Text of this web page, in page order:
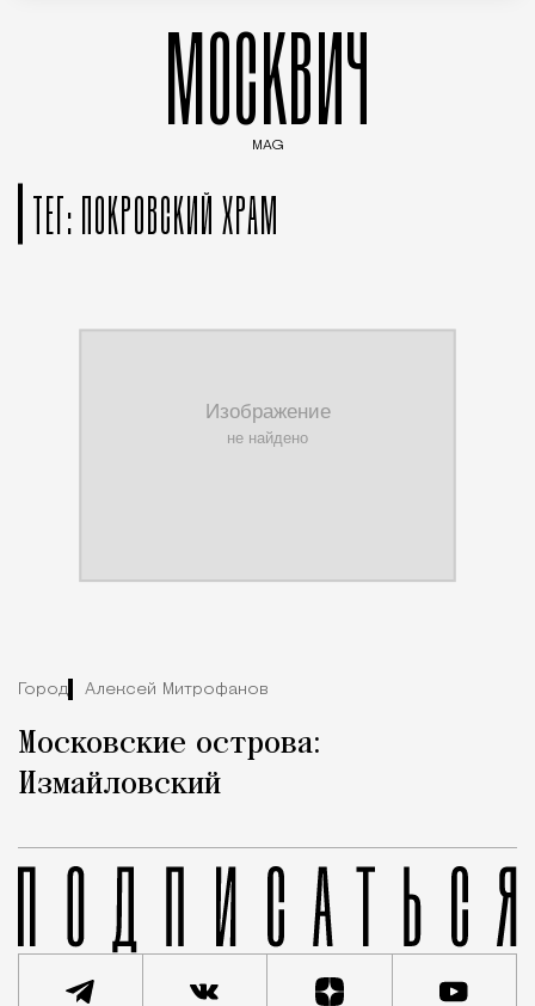
МОСКВИЧ
MAG
ТЕГ: ПОКРОВСКИЙ ХРАМ
Город Алексей Митрофанов
Московские острова:
Измайловский